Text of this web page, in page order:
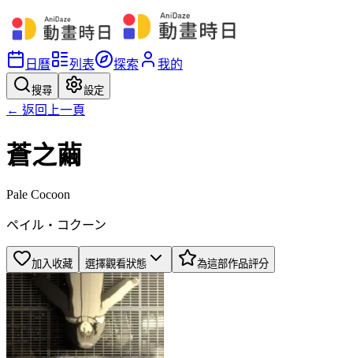
日曆 列表 探索 我的
搜尋 設定
← 返回上一頁
蒼之繭
Pale Cocoon
ペイル・コクーン
加入收藏 選擇觀看狀態 為這部作品評分